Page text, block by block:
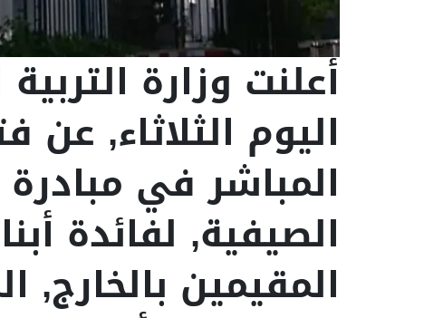
أعلنت وزارة
اليوم الثلاثاء,
الصيفية, لفائدة
المقيمين بالخارج,